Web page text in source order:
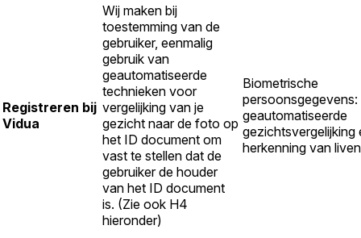
Registreren bij
Vidua
Wij maken bij
toestemming van de
gebruiker, eenmalig
gebruik van
geautomatiseerde
technieken voor
vergelijking van je
gezicht naar de foto op
het ID document om
vast te stellen dat de
gebruiker de houder
van het ID document
is. (Zie ook H4
hieronder)
Biometrische
persoonsgegevens:
geautomatiseerde
gezichtsvergelijking
herkenning van